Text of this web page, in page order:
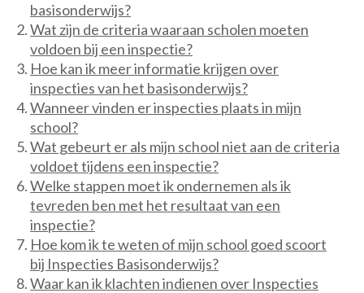
basisonderwijs?
Wat zijn de criteria waaraan scholen moeten
voldoen bij een inspectie?
Hoe kan ik meer informatie krijgen over
inspecties van het basisonderwijs?
Wanneer vinden er inspecties plaats in mijn
school?
Wat gebeurt er als mijn school niet aan de criteria
voldoet tijdens een inspectie?
Welke stappen moet ik ondernemen als ik
tevreden ben met het resultaat van een
inspectie?
Hoe kom ik te weten of mijn school goed scoort
bij Inspecties Basisonderwijs?
Waar kan ik klachten indienen over Inspecties